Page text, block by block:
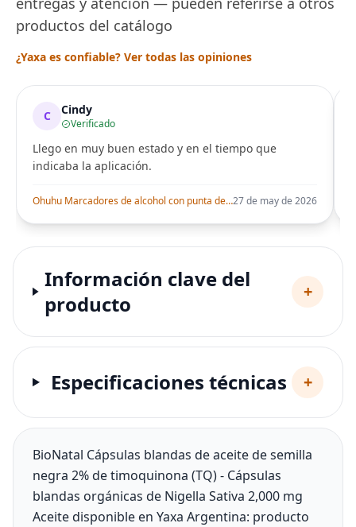
productos del catálogo
¿Yaxa es confiable? Ver todas las opiniones
C Cindy
Verificado
Llego en muy buen estado y en el tiempo que
indicaba la aplicación.
Ohuhu Marcadores de alcohol con punta de pincel – Juego de marcadores artísticos de doble punta con certificación AP para artistas adultos27 de may de 2026
Información clave del
producto
+
Especificaciones técnicas +
BioNatal Cápsulas blandas de aceite de semilla
negra 2% de timoquinona (TQ) - Cápsulas
blandas orgánicas de Nigella Sativa 2,000 mg
Aceite disponible en Yaxa Argentina: producto